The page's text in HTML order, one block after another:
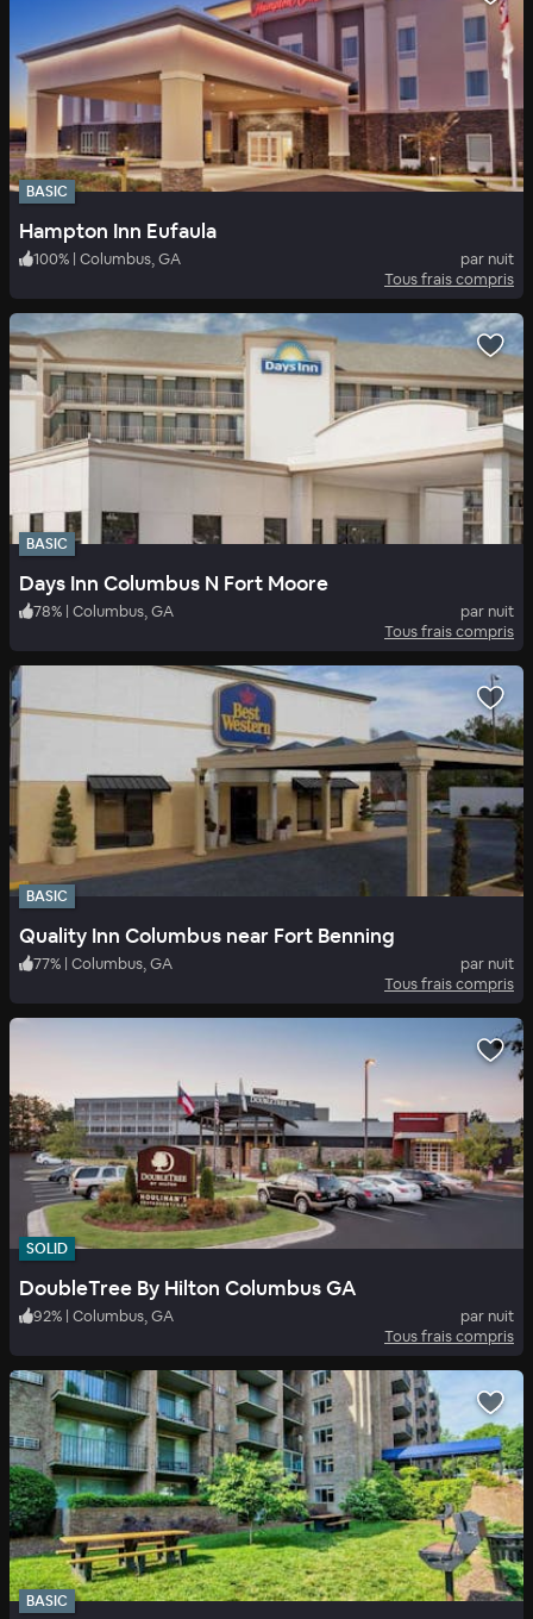
BASIC
Hampton Inn Eufaula
100% | Columbus, GA
par nuit
Tous frais compris
BASIC
Days Inn Columbus N Fort Moore
78% | Columbus, GA
par nuit
Tous frais compris
BASIC
Quality Inn Columbus near Fort Benning
77% | Columbus, GA
par nuit
Tous frais compris
SOLID
DoubleTree By Hilton Columbus GA
92% | Columbus, GA
par nuit
Tous frais compris
BASIC